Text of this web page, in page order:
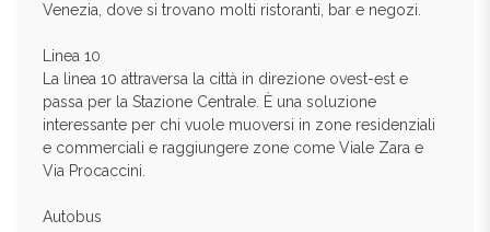
Venezia, dove si trovano molti ristoranti, bar e negozi.
Linea 10
La linea 10 attraversa la città in direzione ovest-est e
passa per la Stazione Centrale. È una soluzione
interessante per chi vuole muoversi in zone residenziali
e commerciali e raggiungere zone come Viale Zara e
Via Procaccini.
Autobus